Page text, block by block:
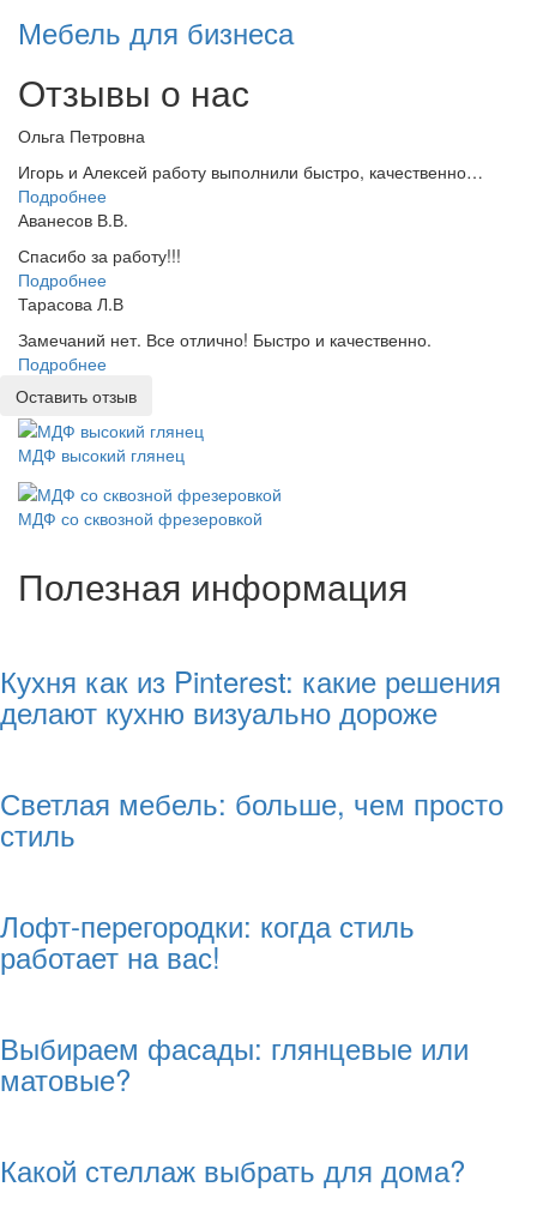
Мебель для бизнеса
Отзывы о нас
Ольга Петровна
Игорь и Алексей работу выполнили быстро, качественно…
Подробнее
Аванесов В.В.
Спасибо за работу!!!
Подробнее
Тарасова Л.В
Замечаний нет. Все отлично! Быстро и качественно.
Подробнее
Оставить отзыв
МДФ высокий глянец
МДФ со сквозной фрезеровкой
Полезная информация
Кухня как из Pinterest: какие решения
делают кухню визуально дороже
Светлая мебель: больше, чем просто
стиль
Лофт-перегородки: когда стиль
работает на вас!
Выбираем фасады: глянцевые или
матовые?
Какой стеллаж выбрать для дома?